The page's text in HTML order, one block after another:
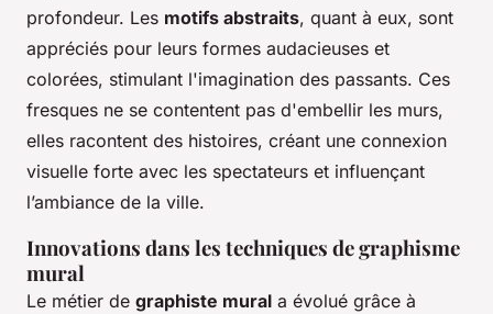
profondeur. Les motifs abstraits, quant à eux, sont
appréciés pour leurs formes audacieuses et
colorées, stimulant l'imagination des passants. Ces
fresques ne se contentent pas d'embellir les murs,
elles racontent des histoires, créant une connexion
visuelle forte avec les spectateurs et influençant
l’ambiance de la ville.
Innovations dans les techniques de graphisme
mural
Le métier de graphiste mural a évolué grâce à